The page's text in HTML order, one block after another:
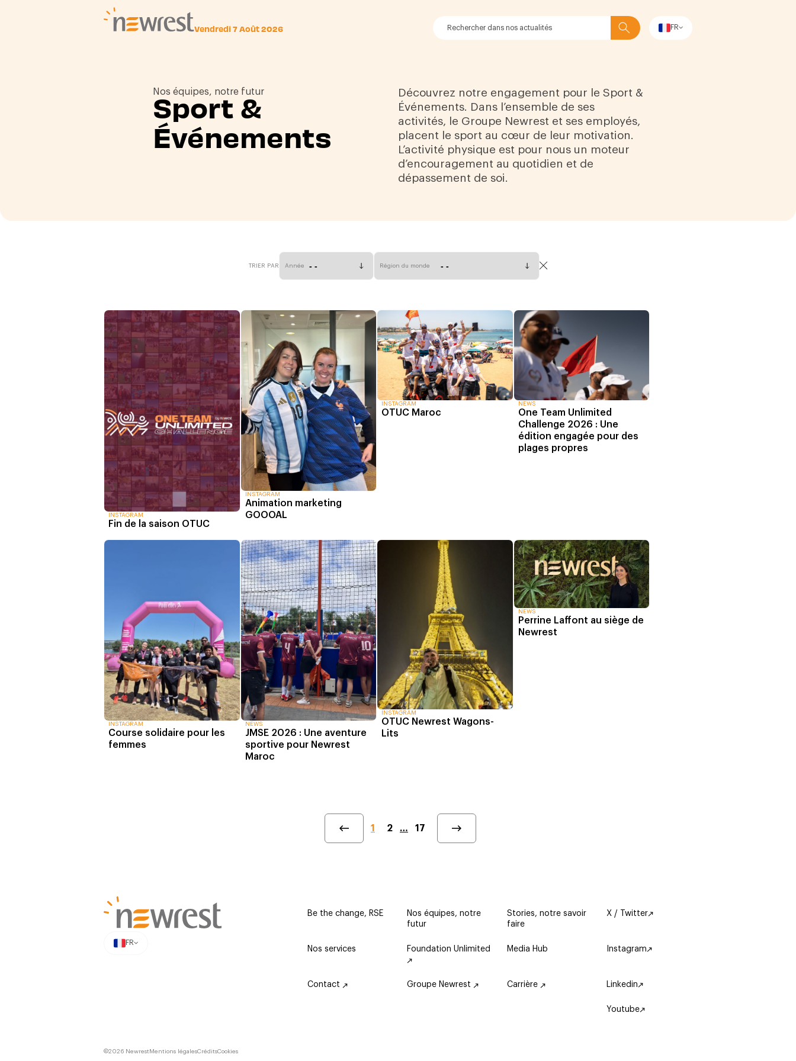
Vendredi 7 Août 2026 Rechercher
FR
Nos équipes, notre futur
Sport &
Événements
Découvrez notre engagement pour le Sport &
Événements. Dans l’ensemble de ses
activités, le Groupe Newrest et ses employés,
placent le sport au cœur de leur motivation.
L’activité physique est pour nous un moteur
d’encouragement au quotidien et de
dépassement de soi.
TRIER PAR Année Région du monde
INSTAGRAM
Fin de la saison OTUC
INSTAGRAM
Animation marketing
GOOOAL
INSTAGRAM
OTUC Maroc
NEWS
One Team Unlimited
Challenge 2026 : Une
édition engagée pour des
plages propres
INSTAGRAM
Course solidaire pour les
femmes
NEWS
JMSE 2026 : Une aventure
sportive pour Newrest
Maroc
INSTAGRAM
OTUC Newrest Wagons-
Lits
NEWS
Perrine Laffont au siège de
Newrest
1 2 … 17
FR
Be the change, RSE
Nos équipes, notre
futur
Stories, notre savoir
faire
Nos services Foundation Unlimited Media Hub
Contact Groupe Newrest Carrière
X / Twitter
Instagram
Linkedin
Youtube
©2026 Newrest Mentions légalesCréditsCookies